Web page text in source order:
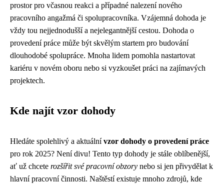
prostor pro včasnou reakci a případné nalezení nového
pracovního angažmá či spolupracovníka. Vzájemná dohoda je
vždy tou nejjednodušší a nejelegantnější cestou. Dohoda o
provedení práce může být skvělým startem pro budování
dlouhodobé spolupráce. Mnoha lidem pomohla nastartovat
kariéru v novém oboru nebo si vyzkoušet práci na zajímavých
projektech.
Kde najít vzor dohody
Hledáte spolehlivý a aktuálnívzor dohody o provedení práce
pro rok 2025? Není divu! Tento typ dohody je stále oblíbenější,
ať už chcete rozšířit své pracovní obzory nebo si jen přivydělat k
hlavní pracovní činnosti. Naštěstí existuje mnoho zdrojů, kde